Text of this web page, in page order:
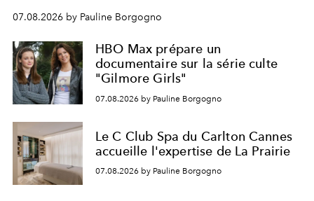
s'arrachent déjà.
07.08.2026 by Pauline Borgogno
HBO Max prépare un
documentaire sur la série culte
"Gilmore Girls"
07.08.2026 by Pauline Borgogno
Le C Club Spa du Carlton Cannes
accueille l'expertise de La Prairie
07.08.2026 by Pauline Borgogno